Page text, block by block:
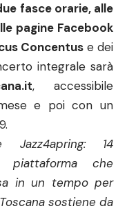
fasce orarie, alle
pagine Facebook
Concentus e dei
integrale sarà
, accessibile
e poi con un
Jazz4apring: 14
piattaforma che
in un tempo per
sostiene da